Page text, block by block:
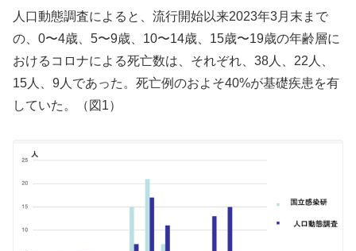
人口動態調査によると、流行開始以来2023年3月末まで
の、0〜4歳、5〜9歳、10〜14歳、15歳〜19歳の年齢層に
おけるコロナによる死亡数は、それぞれ、38人、22人、
15人、9人であった。死亡例のおよそ40%が基礎疾患を有
していた。（図1）